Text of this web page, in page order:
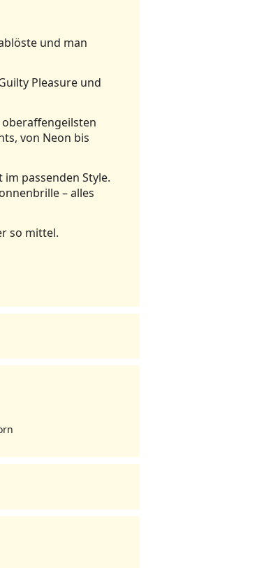
und man
Pleasure und
oberaffengeilsten
von Neon bis
passenden Style.
– alles
so mittel.